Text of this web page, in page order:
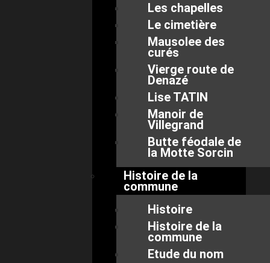
Les chapelles
Le cimetière
Mausolee des
curés
Vierge route de
Denazé
Lise TATIN
Manoir de
Villegrand
Butte féodale de
la Motte Sorcin
Histoire de la
commune
Histoire
Histoire de la
commune
Etude du nom